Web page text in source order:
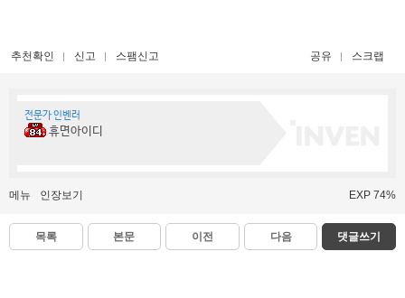
추천확인 신고 스팸신고 공유 스크랩
전문가 인벤러
휴면아이디
메뉴 인장보기 EXP 74%
목록 본문 이전 다음 댓글쓰기